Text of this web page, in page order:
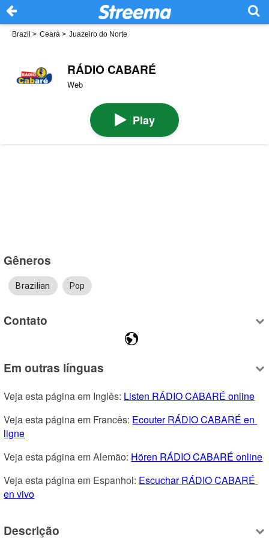
Brazil > Ceará > Juazeiro do Norte
RÁDIO CABARÉ
Web
Play
Gêneros
Brazilian Pop
Contato
Em outras línguas
Veja esta página em Inglês: Listen RÁDIO CABARÉ online
Veja esta página em Francês: Ecouter RÁDIO CABARÉ en
ligne
Veja esta página em Alemão: Hören RÁDIO CABARÉ online
Veja esta página em Espanhol: Escuchar RÁDIO CABARÉ
en vivo
Descrição